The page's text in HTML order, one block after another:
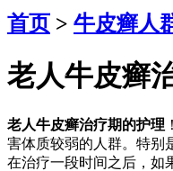
首页 > 牛皮癣人
老人牛皮癣
老人牛皮癣治疗期的护理
害体质较弱的人群。特别
在治疗一段时间之后，如